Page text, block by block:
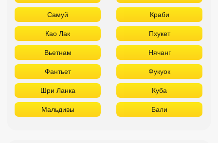
Самуй Краби
Као Лак Пхукет
Вьетнам Нячанг
Фантьет Фукуок
Шри Ланка Куба
Мальдивы Бали